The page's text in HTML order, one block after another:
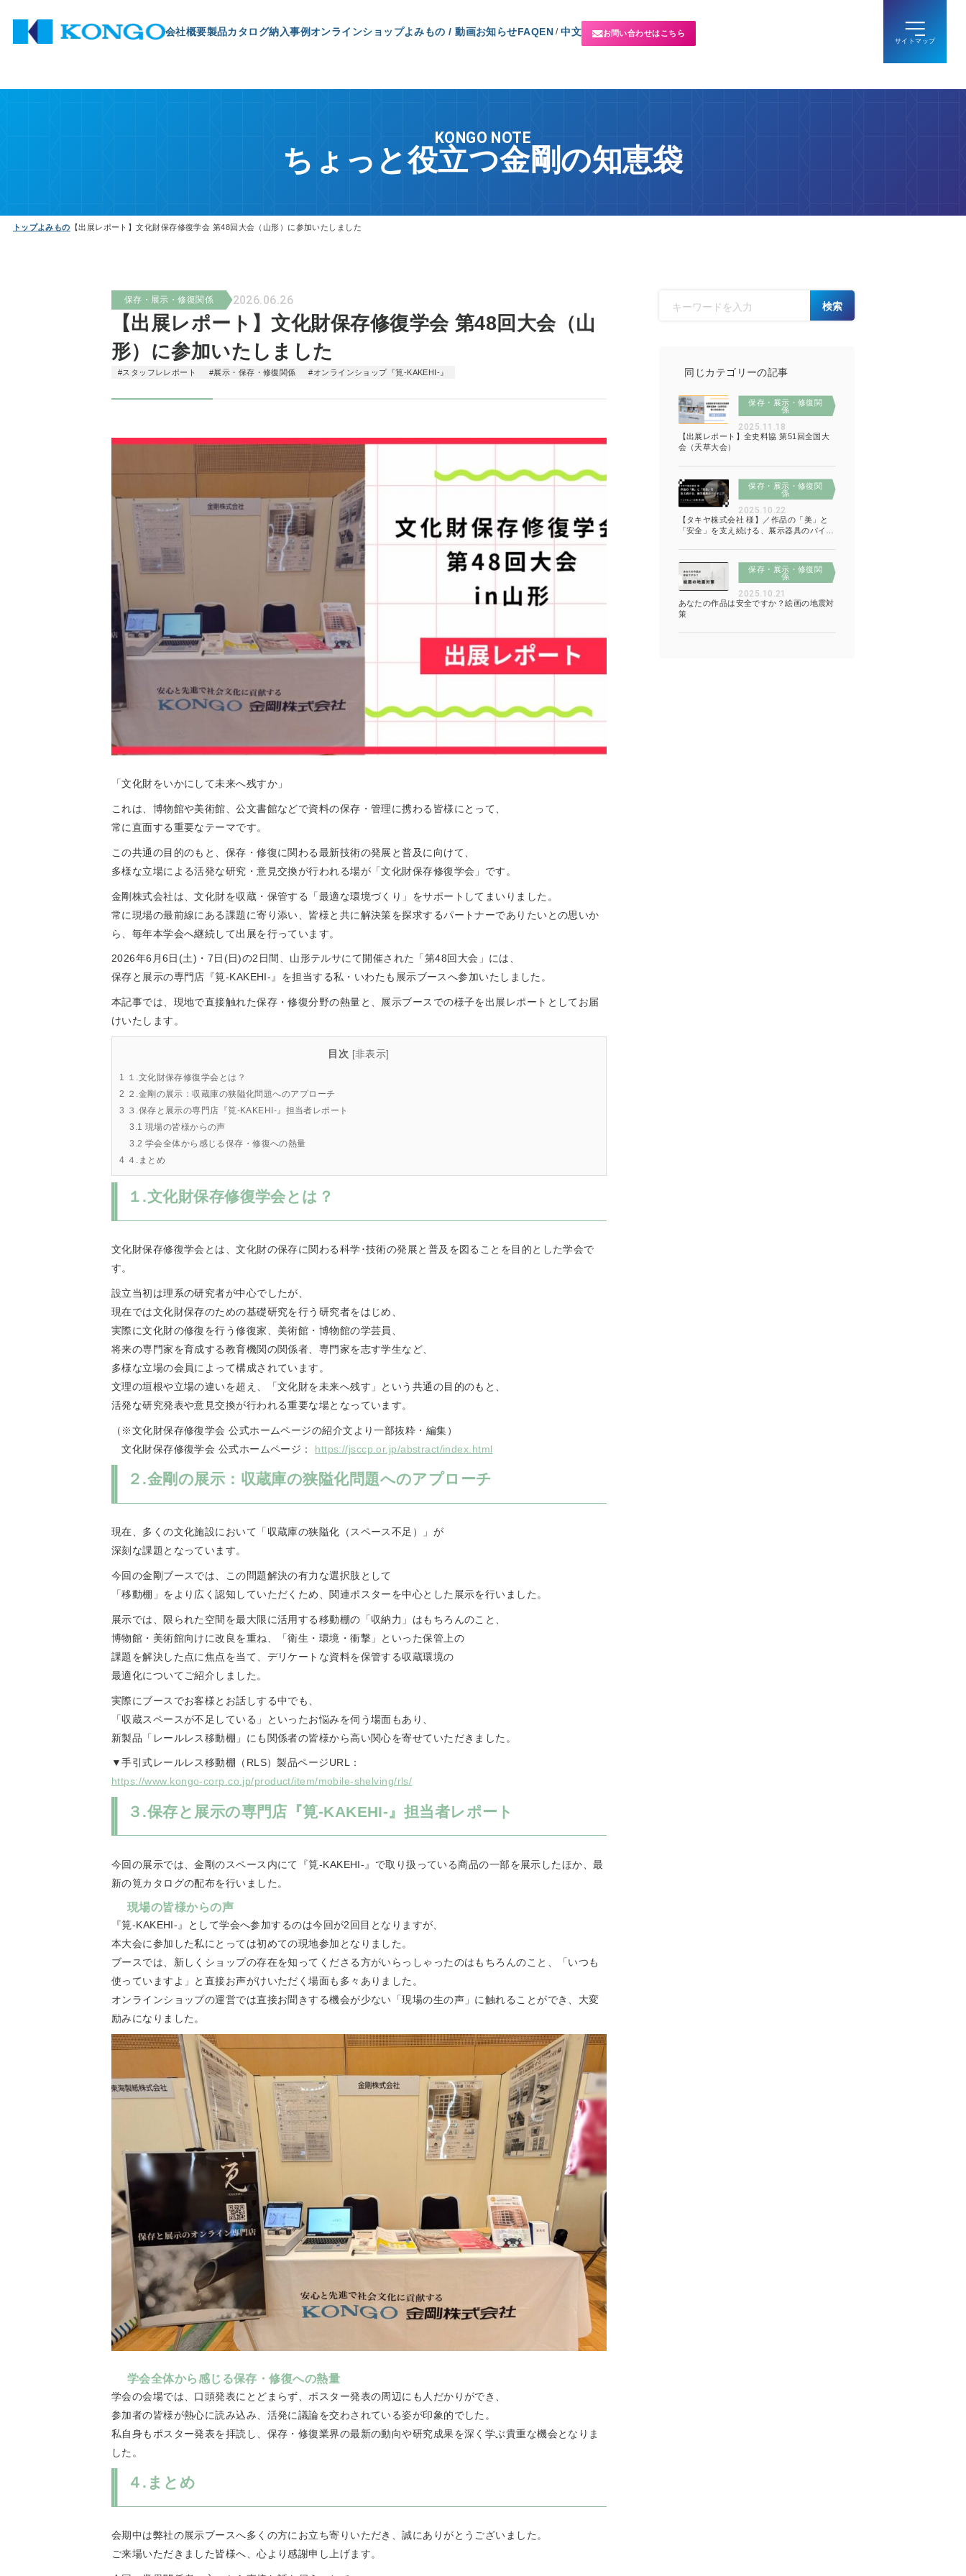
会社概要製品カタログ納入事例オンラインショップよみもの / 動画お知らせFAQEN /中文 お問い合わせはこちら
KONGO NOTE
ちょっと役立つ金剛の知恵袋
トップよみもの 【出展レポート】文化財保存修復学会 第48回大会（山形）に参加いたしました
保存・展示・修復関係 2026.06.26
【出展レポート】文化財保存修復学会 第48回大会（山
形）に参加いたしました
#スタッフレレポート #展示・保存・修復関係 #オンラインショップ『筧-KAKEHI-』
「文化財をいかにして未来へ残すか」
これは、博物館や美術館、公文書館などで資料の保存・管理に携わる皆様にとって、
常に直面する重要なテーマです。
この共通の目的のもと、保存・修復に関わる最新技術の発展と普及に向けて、
多様な立場による活発な研究・意見交換が行われる場が「文化財保存修復学会」です。
金剛株式会社は、文化財を収蔵・保管する「最適な環境づくり」をサポートしてまいりました。
常に現場の最前線にある課題に寄り添い、皆様と共に解決策を探求するパートナーでありたいとの思いか
ら、毎年本学会へ継続して出展を行っています。
2026年6月6日(土)・7日(日)の2日間、山形テルサにて開催された「第48回大会」には、
保存と展示の専門店『筧-KAKEHI-』を担当する私・いわたも展示ブースへ参加いたしました。
本記事では、現地で直接触れた保存・修復分野の熱量と、展示ブースでの様子を出展レポートとしてお届
けいたします。
目次 [非表示]
1
１.文化財保存修復学会とは？
2 ２.金剛の展示：収蔵庫の狭隘化問題へのアプローチ
3 ３.保存と展示の専門店『筧-KAKEHI-』担当者レポート
3.1 現場の皆様からの声
3.2 学会全体から感じる保存・修復への熱量
4 ４.まとめ
１.文化財保存修復学会とは？
文化財保存修復学会とは、文化財の保存に関わる科学･技術の発展と普及を図ることを目的とした学会で
す。
設立当初は理系の研究者が中心でしたが、
現在では文化財保存のための基礎研究を行う研究者をはじめ、
実際に文化財の修復を行う修復家、美術館・博物館の学芸員、
将来の専門家を育成する教育機関の関係者、専門家を志す学生など、
多様な立場の会員によって構成されています。
文理の垣根や立場の違いを超え、「文化財を未来へ残す」という共通の目的のもと、
活発な研究発表や意見交換が行われる重要な場となっています。
（※文化財保存修復学会 公式ホームページの紹介文より一部抜粋・編集）
文化財保存修復学会 公式ホームページ： https://jsccp.or.jp/abstract/index.html
２.金剛の展示：収蔵庫の狭隘化問題へのアプローチ
現在、多くの文化施設において「収蔵庫の狭隘化（スペース不足）」が
深刻な課題となっています。
今回の金剛ブースでは、この問題解決の有力な選択肢として
「移動棚」をより広く認知していただくため、関連ポスターを中心とした展示を行いました。
展示では、限られた空間を最大限に活用する移動棚の「収納力」はもちろんのこと、
博物館・美術館向けに改良を重ね、「衛生・環境・衝撃」といった保管上の
課題を解決した点に焦点を当て、デリケートな資料を保管する収蔵環境の
最適化についてご紹介しました。
実際にブースでお客様とお話しする中でも、
「収蔵スペースが不足している」といったお悩みを伺う場面もあり、
新製品「レールレス移動棚」にも関係者の皆様から高い関心を寄せていただきました。
▼手引式レールレス移動棚（RLS）製品ページURL：
https://www.kongo-corp.co.jp/product/item/mobile-shelving/rls/
３.保存と展示の専門店『筧-KAKEHI-』担当者レポート
今回の展示では、金剛のスペース内にて『筧-KAKEHI-』で取り扱っている商品の一部を展示したほか、最
新の筧カタログの配布を行いました。
現場の皆様からの声
『筧-KAKEHI-』として学会へ参加するのは今回が2回目となりますが、
本大会に参加した私にとっては初めての現地参加となりました。
ブースでは、新しくショップの存在を知ってくださる方がいらっしゃったのはもちろんのこと、「いつも
使っていますよ」と直接お声がけいただく場面も多々ありました。
オンラインショップの運営では直接お聞きする機会が少ない「現場の生の声」に触れることができ、大変
励みになりました。
学会全体から感じる保存・修復への熱量
学会の会場では、口頭発表にとどまらず、ポスター発表の周辺にも人だかりができ、
参加者の皆様が熱心に読み込み、活発に議論を交わされている姿が印象的でした。
私自身もポスター発表を拝読し、保存・修復業界の最新の動向や研究成果を深く学ぶ貴重な機会となりま
した。
４.まとめ
会期中は弊社の展示ブースへ多くの方にお立ち寄りいただき、誠にありがとうございました。
ご来場いただきました皆様へ、心より感謝申し上げます。
検索
同じカテゴリーの記事
保存・展示・修復関
係
2025.11.18
【出展レポート】全史料協 第51回全国大
会（天草大会）
保存・展示・修復関
係
2025.10.22
【タキヤ株式会社 様】／作品の「美」と
「安全」を支え続ける、展示器具のパイオ
保存・展示・修復関
係
2025.10.21
あなたの作品は安全ですか？絵画の地震対
策